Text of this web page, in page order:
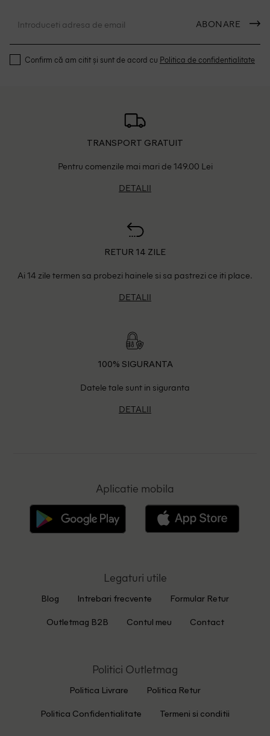
ABONARE
Confirm că am citit și sunt de acord cu Politica de confidentialitate
TRANSPORT GRATUIT
Pentru comenzile mai mari de 149.00 Lei
DETALII
RETUR 14 ZILE
Ai 14 zile termen sa probezi hainele si sa pastrezi ce iti place.
DETALII
100% SIGURANTA
Datele tale sunt in siguranta
DETALII
Aplicatie mobila
Legaturi utile
Blog Intrebari frecvente Formular Retur
Outletmag B2B Contul meu Contact
Politici Outletmag
Politica Livrare Politica Retur
Politica Confidentialitate Termeni si conditii